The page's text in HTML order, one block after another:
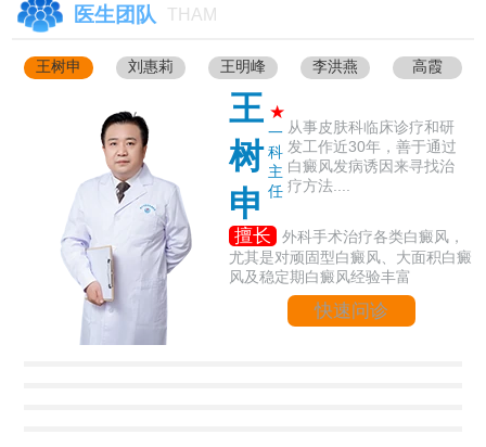
医生团队 THAM
王树申 刘惠莉 王明峰 李洪燕 高霞
王
树
申
★
一
科
主
任
从事皮肤科临床诊疗和研
发工作近30年，善于通过
白癜风发病诱因来寻找治
疗方法....
擅长
外科手术治疗各类白癜风，
尤其是对顽固型白癜风、大面积白癜
风及稳定期白癜风经验丰富
快速问诊